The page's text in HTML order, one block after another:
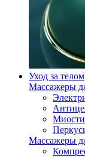
Уход за телом
Массажеры
Массажеры